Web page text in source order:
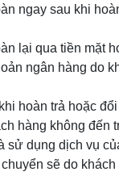
ngay sau khi
lại qua tiền mặt
ngân hàng do
hoàn trả hoặc
hàng không đến
sử dụng dịch vụ
sẽ do khách